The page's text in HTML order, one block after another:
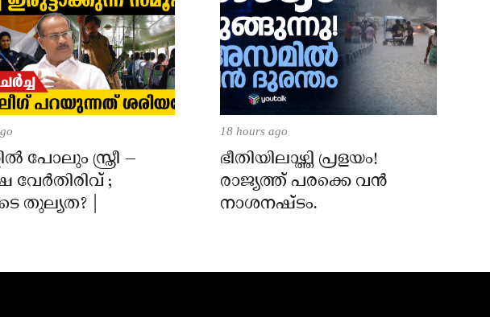
പോലും സ്ത്രീ –
;
തുല്യത? |
18 hours ago
ഭീതിയിലാഴ്ത്തി പ്രളയം!
രാജ്യത്ത് പരക്കെ വൻ
നാശനഷ്ടം.